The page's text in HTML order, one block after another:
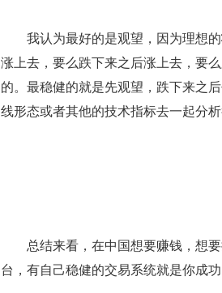
我认为最好的是观望，因为理想的
涨上去，要么跌下来之后涨上去，要
的。最稳健的就是先观望，跌下来之
线形态或者其他的技术指标去一起分析
总结来看，在中国想要赚钱，想要
台，有自己稳健的交易系统就是你成